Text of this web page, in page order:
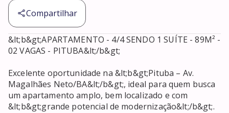
Compartilhar
&lt;b&gt;APARTAMENTO - 4/4 SENDO 1 SUÍTE - 89M² -
02 VAGAS - PITUBA&lt;/b&gt;
Excelente oportunidade na &lt;b&gt;Pituba – Av.
Magalhães Neto/BA&lt;/b&gt;, ideal para quem busca
um apartamento amplo, bem localizado e com
&lt;b&gt;grande potencial de modernização&lt;/b&gt;.